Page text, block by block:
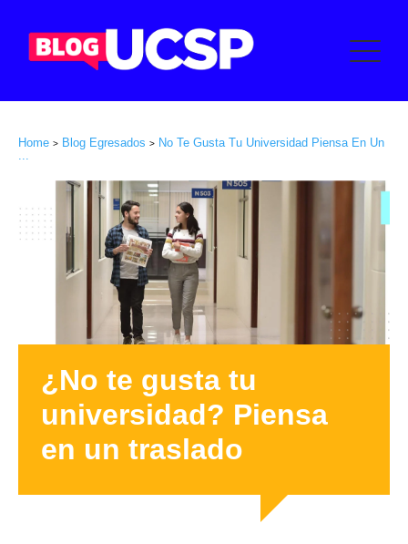
Home > Blog Egresados > No Te Gusta Tu Universidad Piensa En Un
...
¿No te gusta tu
universidad? Piensa
en un traslado